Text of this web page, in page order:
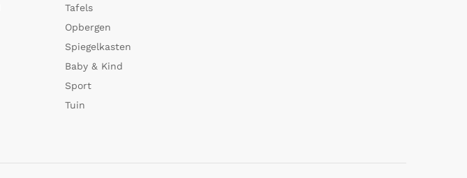
Tafels
Opbergen
Spiegelkasten
Baby & Kind
Sport
Tuin